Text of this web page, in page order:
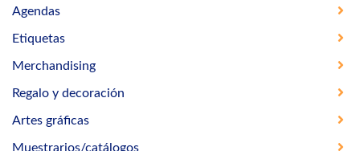
Agendas
Etiquetas
Merchandising
Regalo y decoración
Artes gráficas
Muestrarios/catálogos